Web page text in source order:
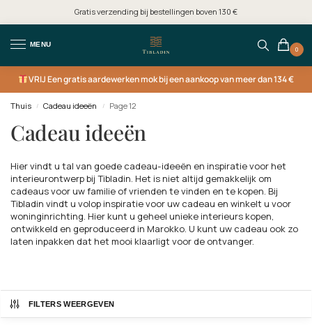
Gratis verzending bij bestellingen boven 130 €
MENU
0
VRIJEen gratis aardewerken mok bij een aankoop van meer dan 134 €
Thuis / Cadeau ideeën / Page 12
Cadeau ideeën
Hier vindt u tal van goede cadeau-ideeën en inspiratie voor het
interieurontwerp bij Tibladin. Het is niet altijd gemakkelijk om
cadeaus voor uw familie of vrienden te vinden en te kopen. Bij
Tibladin vindt u volop inspiratie voor uw cadeau en winkelt u voor
woninginrichting. Hier kunt u geheel unieke interieurs kopen,
ontwikkeld en geproduceerd in Marokko. U kunt uw cadeau ook zo
laten inpakken dat het mooi klaarligt voor de ontvanger.
FILTERS WEERGEVEN